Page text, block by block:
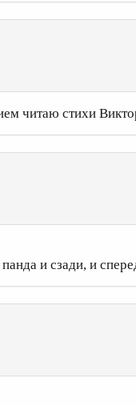
читаю стихи
и сзади, и